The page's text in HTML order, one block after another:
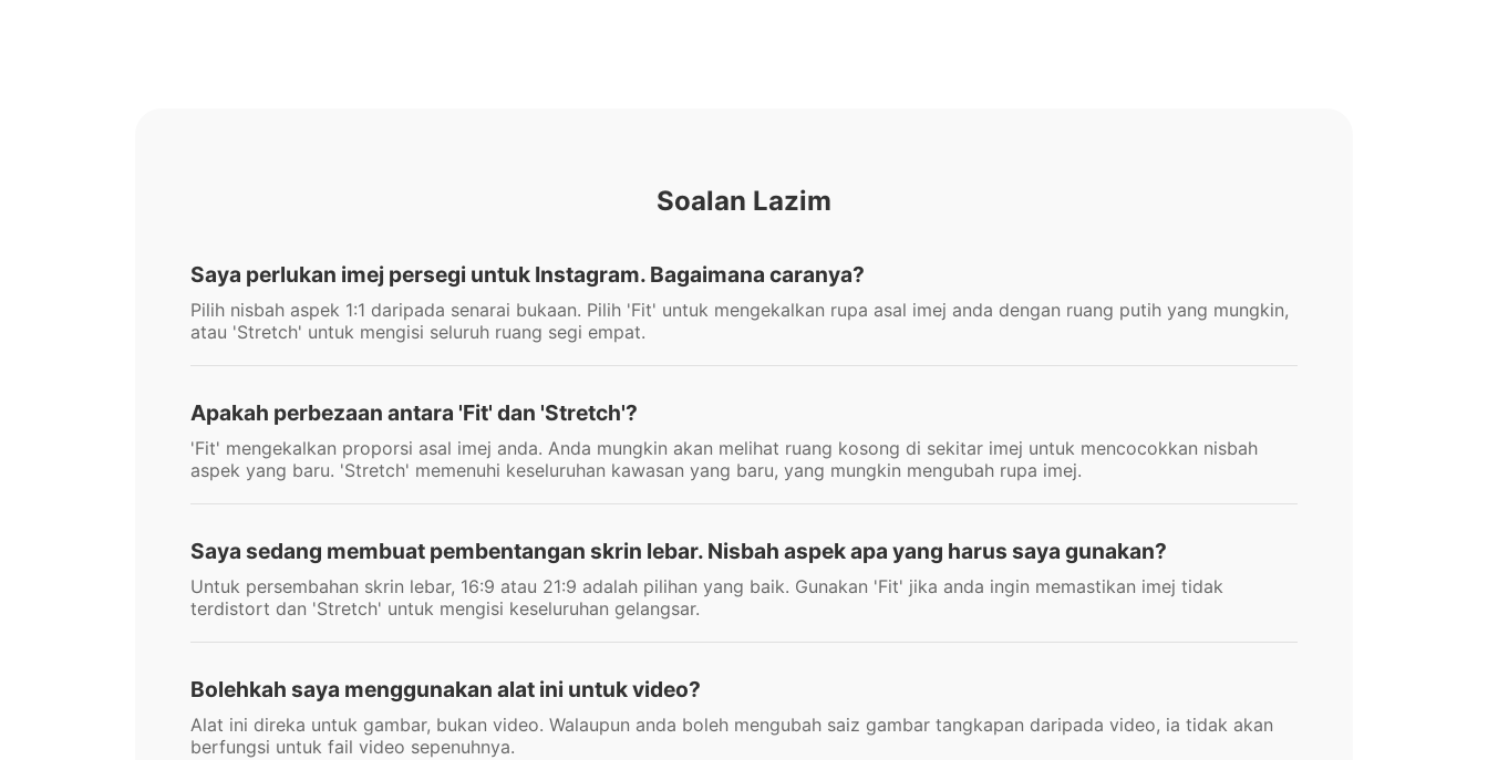
Soalan Lazim
Saya perlukan imej persegi untuk Instagram. Bagaimana caranya?
Pilih nisbah aspek 1:1 daripada senarai bukaan. Pilih 'Fit' untuk mengekalkan rupa asal imej anda dengan ruang putih yang mungkin,
atau 'Stretch' untuk mengisi seluruh ruang segi empat.
Apakah perbezaan antara 'Fit' dan 'Stretch'?
'Fit' mengekalkan proporsi asal imej anda. Anda mungkin akan melihat ruang kosong di sekitar imej untuk mencocokkan nisbah
aspek yang baru. 'Stretch' memenuhi keseluruhan kawasan yang baru, yang mungkin mengubah rupa imej.
Saya sedang membuat pembentangan skrin lebar. Nisbah aspek apa yang harus saya gunakan?
Untuk persembahan skrin lebar, 16:9 atau 21:9 adalah pilihan yang baik. Gunakan 'Fit' jika anda ingin memastikan imej tidak
terdistort dan 'Stretch' untuk mengisi keseluruhan gelangsar.
Bolehkah saya menggunakan alat ini untuk video?
Alat ini direka untuk gambar, bukan video. Walaupun anda boleh mengubah saiz gambar tangkapan daripada video, ia tidak akan
berfungsi untuk fail video sepenuhnya.